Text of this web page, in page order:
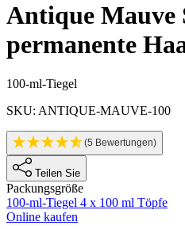
Antique Mauve
permanente
Produktinformationen
100-ml-Tiegel
SKU: ANTIQUE-MAUVE-100
(5 Bewertungen)
Teilen Sie
Packungsgröße
100-ml-Tiegel 4 x 100 ml Töpfe
Online kaufen